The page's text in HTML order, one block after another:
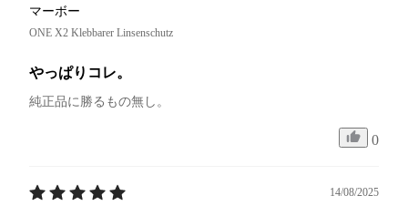
マーボー
ONE X2 Klebbarer Linsenschutz
やっぱりコレ。
純正品に勝るもの無し。
0
14/08/2025